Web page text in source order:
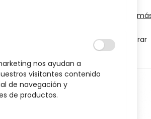
Leer
Mostrar
artículos
para comparar.
nos ayudan a
visitantes contenido
de navegación y
de productos.